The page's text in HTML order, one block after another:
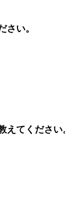
さい。
てください